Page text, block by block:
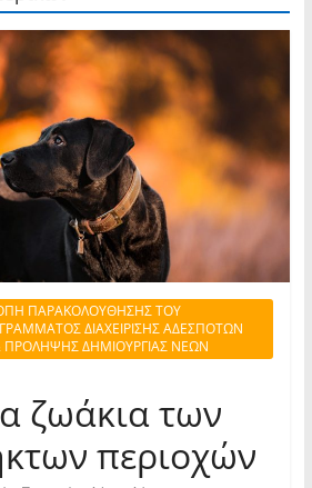
ΠΑΡΑΚΟΛΟΥΘΗΣΗΣ ΤΟΥ
ΔΙΑΧΕΙΡΙΣΗΣ ΑΔΕΣΠΟΤΩΝ
ΔΗΜΙΟΥΡΓΙΑΣ ΝΕΩΝ
ζωάκια των
περιοχών